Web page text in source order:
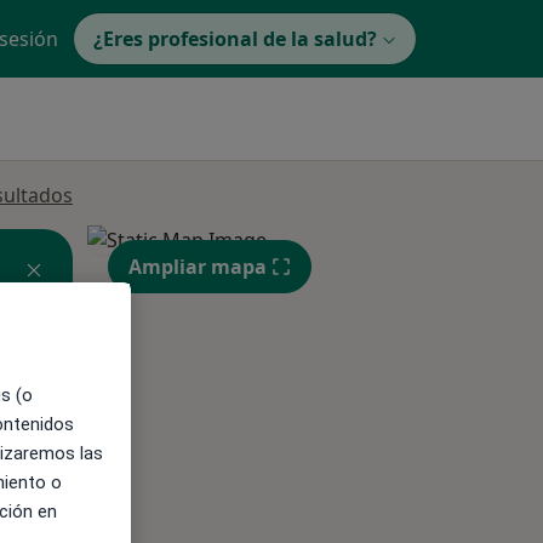
¿Eres profesional de la salud?
Ampliar mapa
(o
las
o
en